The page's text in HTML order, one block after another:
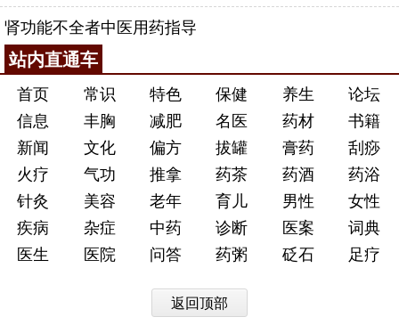
肾功能不全者中医用药指导
站内直通车
首页 常识 特色 保健 养生
论坛
信息
丰胸 减肥 名医 药材
书籍
新闻
文化 偏方 拔罐 膏药
刮痧
火疗
气功 推拿 药茶 药酒
药浴
针灸
美容 老年 育儿 男性
女性
疾病
杂症 中药 诊断 医案
词典
医生
医院 问答 药粥 砭石 足疗
返回顶部